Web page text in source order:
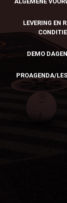
LEVERING EN
DEMO
PROAGENDA/